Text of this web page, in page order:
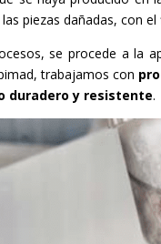
piezas dañadas, con el
se procede a la
trabajamos con
duradero y resistente.